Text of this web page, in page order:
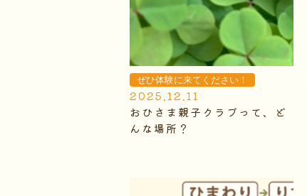
ぜひ体験に来てください！
2025.12.11
おひさま親子クラブって、ど
んな場所？